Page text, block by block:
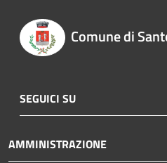
Comune di
SEGUICI SU
AMMINISTRAZIONE